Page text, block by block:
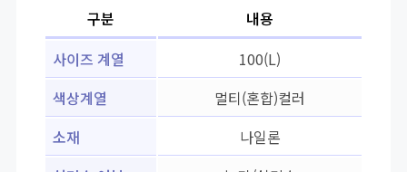
구분
내용
사이즈 계열
100(L)
색상계열
멀티(혼합)컬러
소재
나일론